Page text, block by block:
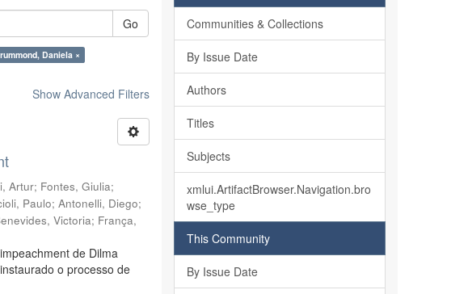
Go
Daniela ×
Show Advanced Filters
Artur; Fontes, Giulia;
Paulo;Antonelli, Diego;
Victoria; França,
de Dilma
o processo de
Communities & Collections
By Issue Date
Authors
Titles
Subjects
xmlui.ArtifactBrowser.Navigation.bro
wse_type
This Community
By Issue Date